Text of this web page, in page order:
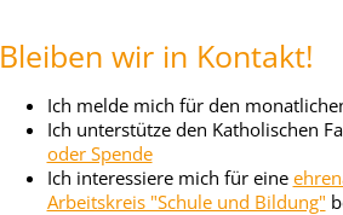
Bleiben wir in Kontakt!
Ich melde mich für den
Ich unterstütze den Katholischen
oder Spende
Ich interessiere mich für eine
Arbeitskreis "Schule und Bildung"